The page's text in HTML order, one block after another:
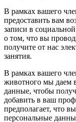
В рамках вашего
предоставить вам
записи в
о том, что вы
получите от нас
занятия.
В рамках вашего
животного мы даем
данные, чтобы
добавить в ваш
предполагает, что
персональные